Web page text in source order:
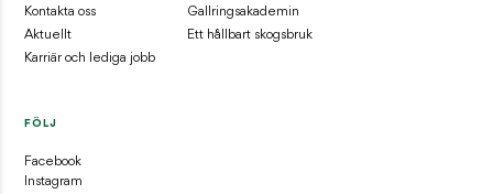
Kontakta oss
Aktuellt
Karriär och lediga jobb
Gallringsakademin
Ett hållbart skogsbruk
FÖLJ
Facebook
Instagram